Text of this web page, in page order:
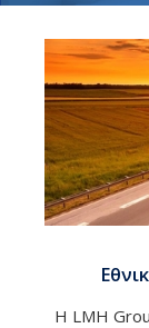
Η LMH